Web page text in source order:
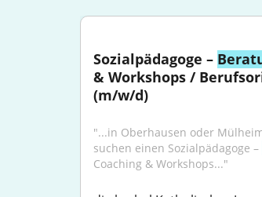
Sozialpädagoge –
& Workshops /
(m/w/d)
"...in Oberhausen oder
suchen einen Sozialpädagoge –
Coaching & Workshops..."